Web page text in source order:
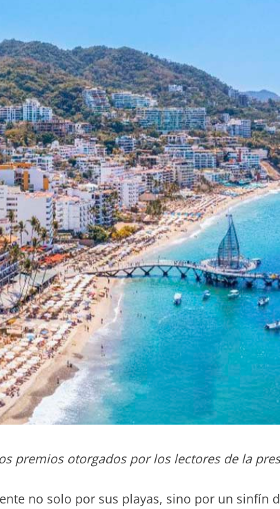
premios otorgados por los lectores de la
no solo por sus playas, sino por un sinfín